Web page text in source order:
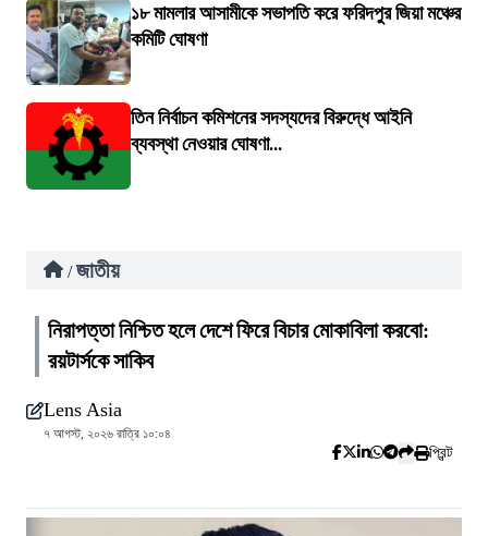
১৮ মামলার আসামীকে সভাপতি করে ফরিদপুর জিয়া মঞ্চের
কমিটি ঘোষণা
তিন নির্বাচন কমিশনের সদস্যদের বিরুদ্ধে আইনি
ব্যবস্থা নেওয়ার ঘোষণা...
/ জাতীয়
নিরাপত্তা নিশ্চিত হলে দেশে ফিরে বিচার মোকাবিলা করবো:
রয়টার্সকে সাকিব
Lens Asia
৭ আগস্ট, ২০২৬ রাত্রি ১০:০৪
প্রিন্ট